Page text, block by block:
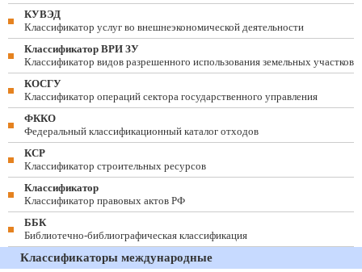
КУВЭД
Классификатор услуг во внешнеэкономической деятельности
Классификатор ВРИ ЗУ
Классификатор видов разрешенного использования земельных участков
КОСГУ
Классификатор операций сектора государственного управления
ФККО
Федеральный классификационный каталог отходов
КСР
Классификатор строительных ресурсов
Классификатор
Классификатор правовых актов РФ
ББК
Библиотечно-библиографическая классификация
Классификаторы международные